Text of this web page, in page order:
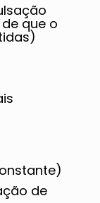
que o
de